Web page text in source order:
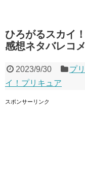
ひろがるスカイ
感想ネタバレコ
2023/9/30 プ
イ！プリキュア
スポンサーリンク